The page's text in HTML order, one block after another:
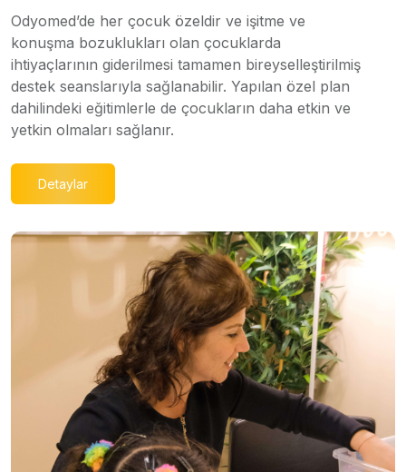
Odyomed’de her çocuk özeldir ve işitme ve
konuşma bozuklukları olan çocuklarda
ihtiyaçlarının giderilmesi tamamen bireyselleştirilmiş
destek seanslarıyla sağlanabilir. Yapılan özel plan
dahilindeki eğitimlerle de çocukların daha etkin ve
yetkin olmaları sağlanır.
Detaylar